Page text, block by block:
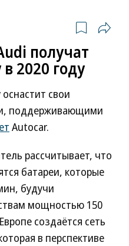
получат
2020 году
свои
поддерживающими
Autocar.
рассчитывает, что
батареи, которые
будучи
мощностью 150
создаётся сеть
в перспективе